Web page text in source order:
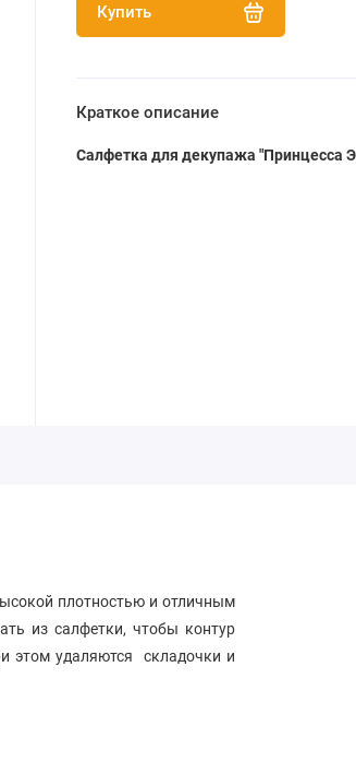
Купить
Краткое описание
Салфетка для декупажа "Принцесса
плотностью и отличным
из салфетки, чтобы контур
этом удаляются складочки и